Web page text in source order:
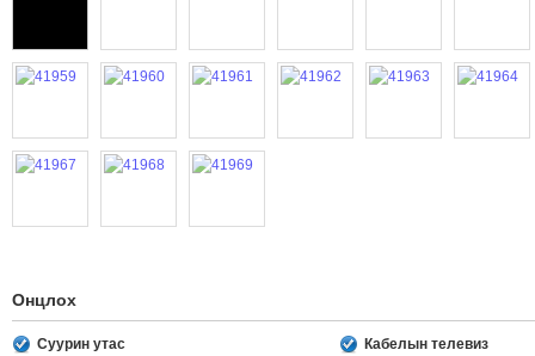
Онцлох
Суурин утас
Кабелын телевиз